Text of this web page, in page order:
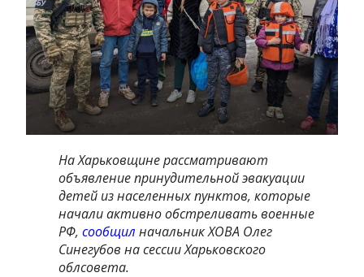
На Харьковщине рассматривают
объявление принудительной эвакуации
детей из населенных пунктов, которые
начали активно обстреливать военные
РФ,сообщил начальник ХОВА Олег
Синегубов на сессии Харьковского
облсовета.